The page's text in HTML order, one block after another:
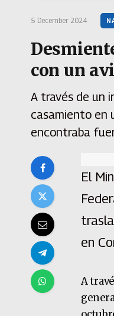
5 December 2024
con un
A través de un
casamiento en
encontraba
El
en
A